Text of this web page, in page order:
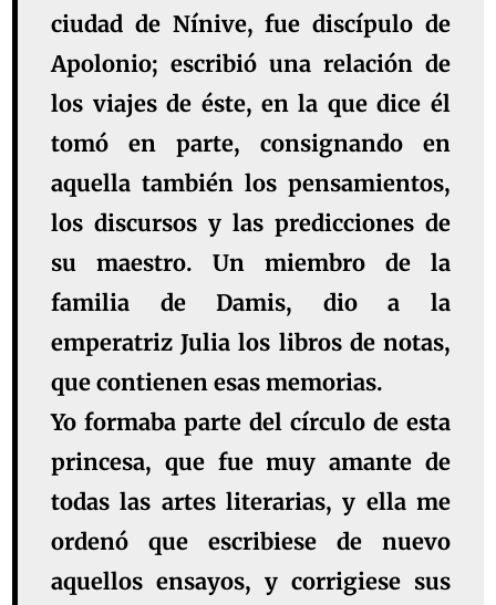
ciudad de Nínive, fue discípulo de
Apolonio; escribió una relación de
los viajes de éste, en la que dice él
tomó en parte, consignando en
aquella también los pensamientos,
los discursos y las predicciones de
su maestro. Un miembro de la
familia de Damis, dio a la
emperatriz Julia los libros de notas,
que contienen esas memorias.
Yo formaba parte del círculo de esta
princesa, que fue muy amante de
todas las artes literarias, y ella me
ordenó que escribiese de nuevo
aquellos ensayos, y corrigiese sus